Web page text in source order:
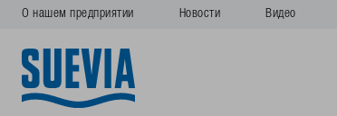
О нашем предприятии Новости Видео